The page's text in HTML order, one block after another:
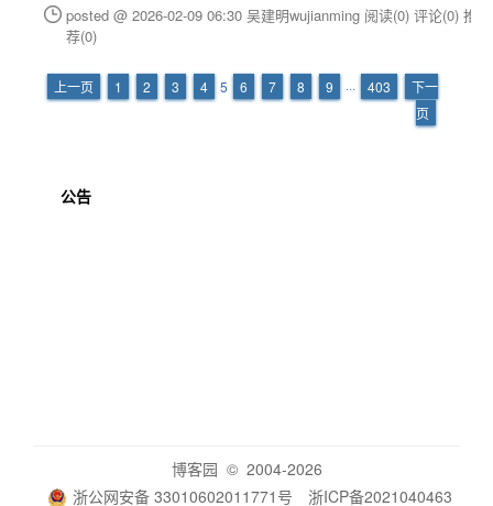
posted @ 2026-02-09 06:30 吴建明wujianming 阅读(0) 评论(0) 推
荐(0)
上一页 1 2 3 4 5 6 7 8 9 ··· 403
下一
页
公告
博客园 © 2004-2026
浙公网安备 33010602011771号
浙ICP备2021040463